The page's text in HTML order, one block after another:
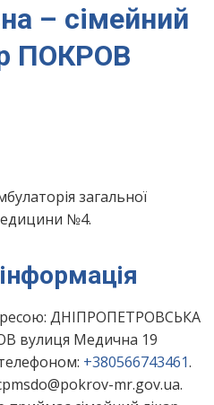
– сімейний
ПОКРОВ
загальної
№4.
ДНІПРОПЕТРОВСЬКА
вулиця Медична 19
+380566743461.
mr.gov.ua.